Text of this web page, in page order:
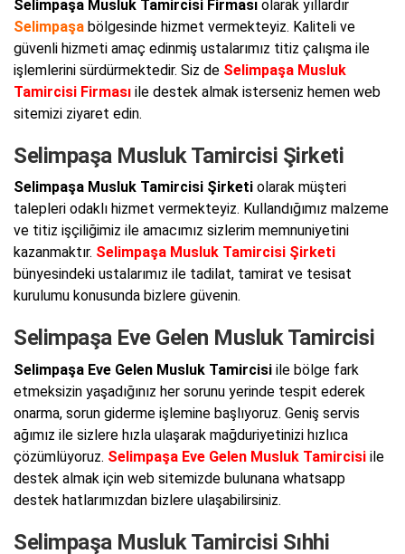
Selimpaşa Musluk Tamircisi Firması olarak yıllardır
Selimpaşa bölgesinde hizmet vermekteyiz. Kaliteli ve
güvenli hizmeti amaç edinmiş ustalarımız titiz çalışma ile
işlemlerini sürdürmektedir. Siz de Selimpaşa Musluk
Tamircisi Firması ile destek almak isterseniz hemen web
sitemizi ziyaret edin.
Selimpaşa Musluk Tamircisi Şirketi
Selimpaşa Musluk Tamircisi Şirketi olarak müşteri
talepleri odaklı hizmet vermekteyiz. Kullandığımız malzeme
ve titiz işçiliğimiz ile amacımız sizlerim memnuniyetini
kazanmaktır. Selimpaşa Musluk Tamircisi Şirketi
bünyesindeki ustalarımız ile tadilat, tamirat ve tesisat
kurulumu konusunda bizlere güvenin.
Selimpaşa Eve Gelen Musluk Tamircisi
Selimpaşa Eve Gelen Musluk Tamircisi ile bölge fark
etmeksizin yaşadığınız her sorunu yerinde tespit ederek
onarma, sorun giderme işlemine başlıyoruz. Geniş servis
ağımız ile sizlere hızla ulaşarak mağduriyetinizi hızlıca
çözümlüyoruz. Selimpaşa Eve Gelen Musluk Tamircisi ile
destek almak için web sitemizde bulunana whatsapp
destek hatlarımızdan bizlere ulaşabilirsiniz.
Selimpaşa Musluk Tamircisi Sıhhi